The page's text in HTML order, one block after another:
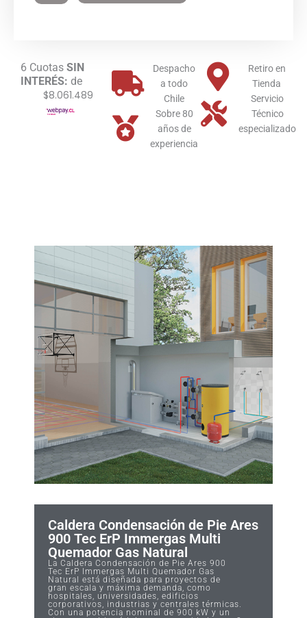
Tec
Quemador
Gas
Natural
cantidad
6 Cuotas SIN
INTERÉS: de
$8.061.489
Despacho
a todo
Chile
Sobre 80
años de
experiencia
Retiro en
Tienda
Servicio
Técnico
especializado
Caldera Condensación de Pie Ares
900 Tec ErP Immergas Multi
Quemador Gas Natural
La Caldera Condensación de Pie Ares 900
Tec ErP Immergas Multi Quemador Gas
Natural está diseñada para proyectos de
gran escala y máxima demanda, como
hospitales, universidades, edificios
corporativos, industrias y centrales térmicas.
Con una potencia nominal de 900 kW y un